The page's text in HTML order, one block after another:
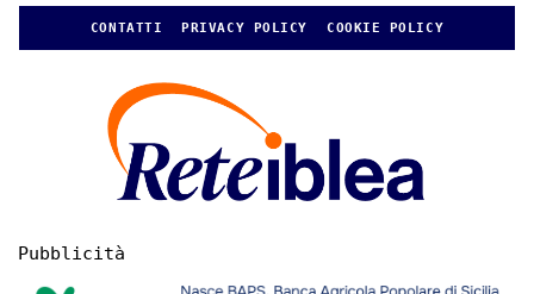
CONTATTI PRIVACY POLICY COOKIE POLICY
Pubblicità